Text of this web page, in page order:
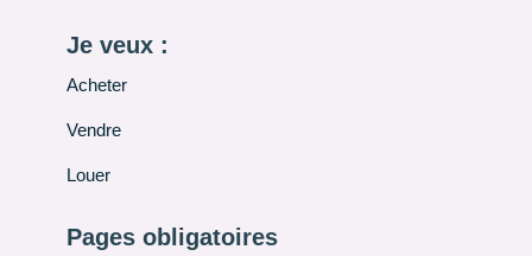
Je veux :
Acheter
Vendre
Louer
Pages obligatoires